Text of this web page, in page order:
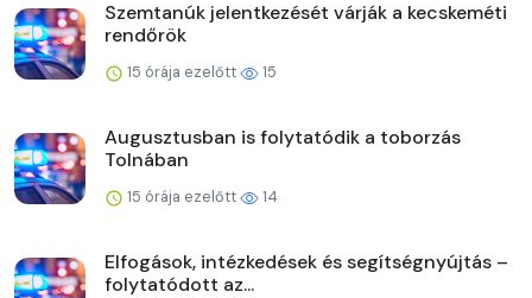
Szemtanúk jelentkezését várják a kecskeméti
rendőrök
15 órája ezelőtt 15
Augusztusban is folytatódik a toborzás
Tolnában
15 órája ezelőtt 14
Elfogások, intézkedések és segítségnyújtás –
folytatódott az...